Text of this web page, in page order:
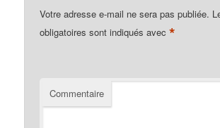
Votre adresse e-mail ne sera pas publiée.
obligatoires sont indiqués avec*
Commentaire